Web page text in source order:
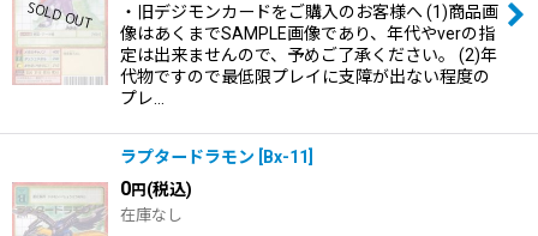
・旧デジモンカードをご購入のお客様へ (1)商品画
像はあくまでSAMPLE画像であり、年代やverの指
定は出来ませんので、予めご了承ください。 (2)年
代物ですので最低限プレイに支障が出ない程度の
プレ…
ラプタードラモン Bx-11
0円(税込)
在庫なし